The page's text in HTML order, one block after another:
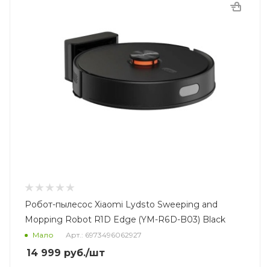
Робот-пылесос Xiaomi Lydsto Sweeping and
Mopping Robot R1D Edge (YM-R6D-B03) Black
Мало Арт.: 6973496062927
14 999 руб./шт